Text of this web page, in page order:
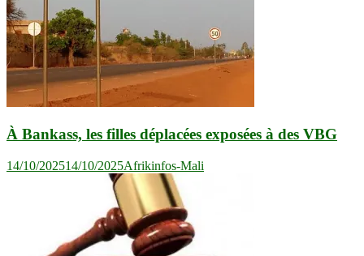
À Bankass, les filles déplacées exposées à des VBG
14/10/202514/10/2025Afrikinfos-Mali